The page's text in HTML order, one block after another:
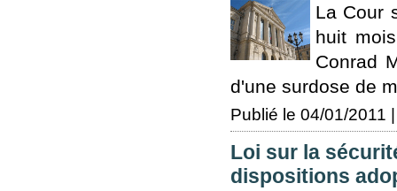
La Cour
huit
Conrad
d'une surdose de
Publié le 04/01/2011
Loi sur la
dispositions